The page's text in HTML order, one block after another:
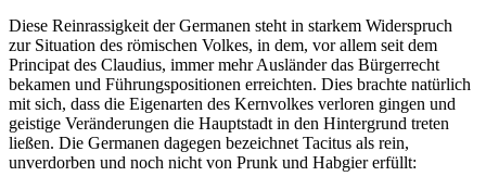
Diese Reinrassigkeit der Germanen steht in starkem Widerspruch
zur Situation des römischen Volkes, in dem, vor allem seit dem
Principat des Claudius, immer mehr Ausländer das Bürgerrecht
bekamen und Führungspositionen erreichten. Dies brachte natürlich
mit sich, dass die Eigenarten des Kernvolkes verloren gingen und
geistige Veränderungen die Hauptstadt in den Hintergrund treten
ließen. Die Germanen dagegen bezeichnet Tacitus als rein,
unverdorben und noch nicht von Prunk und Habgier erfüllt: